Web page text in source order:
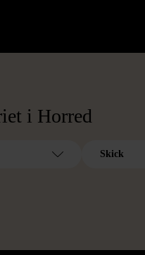
i Horred
Skick